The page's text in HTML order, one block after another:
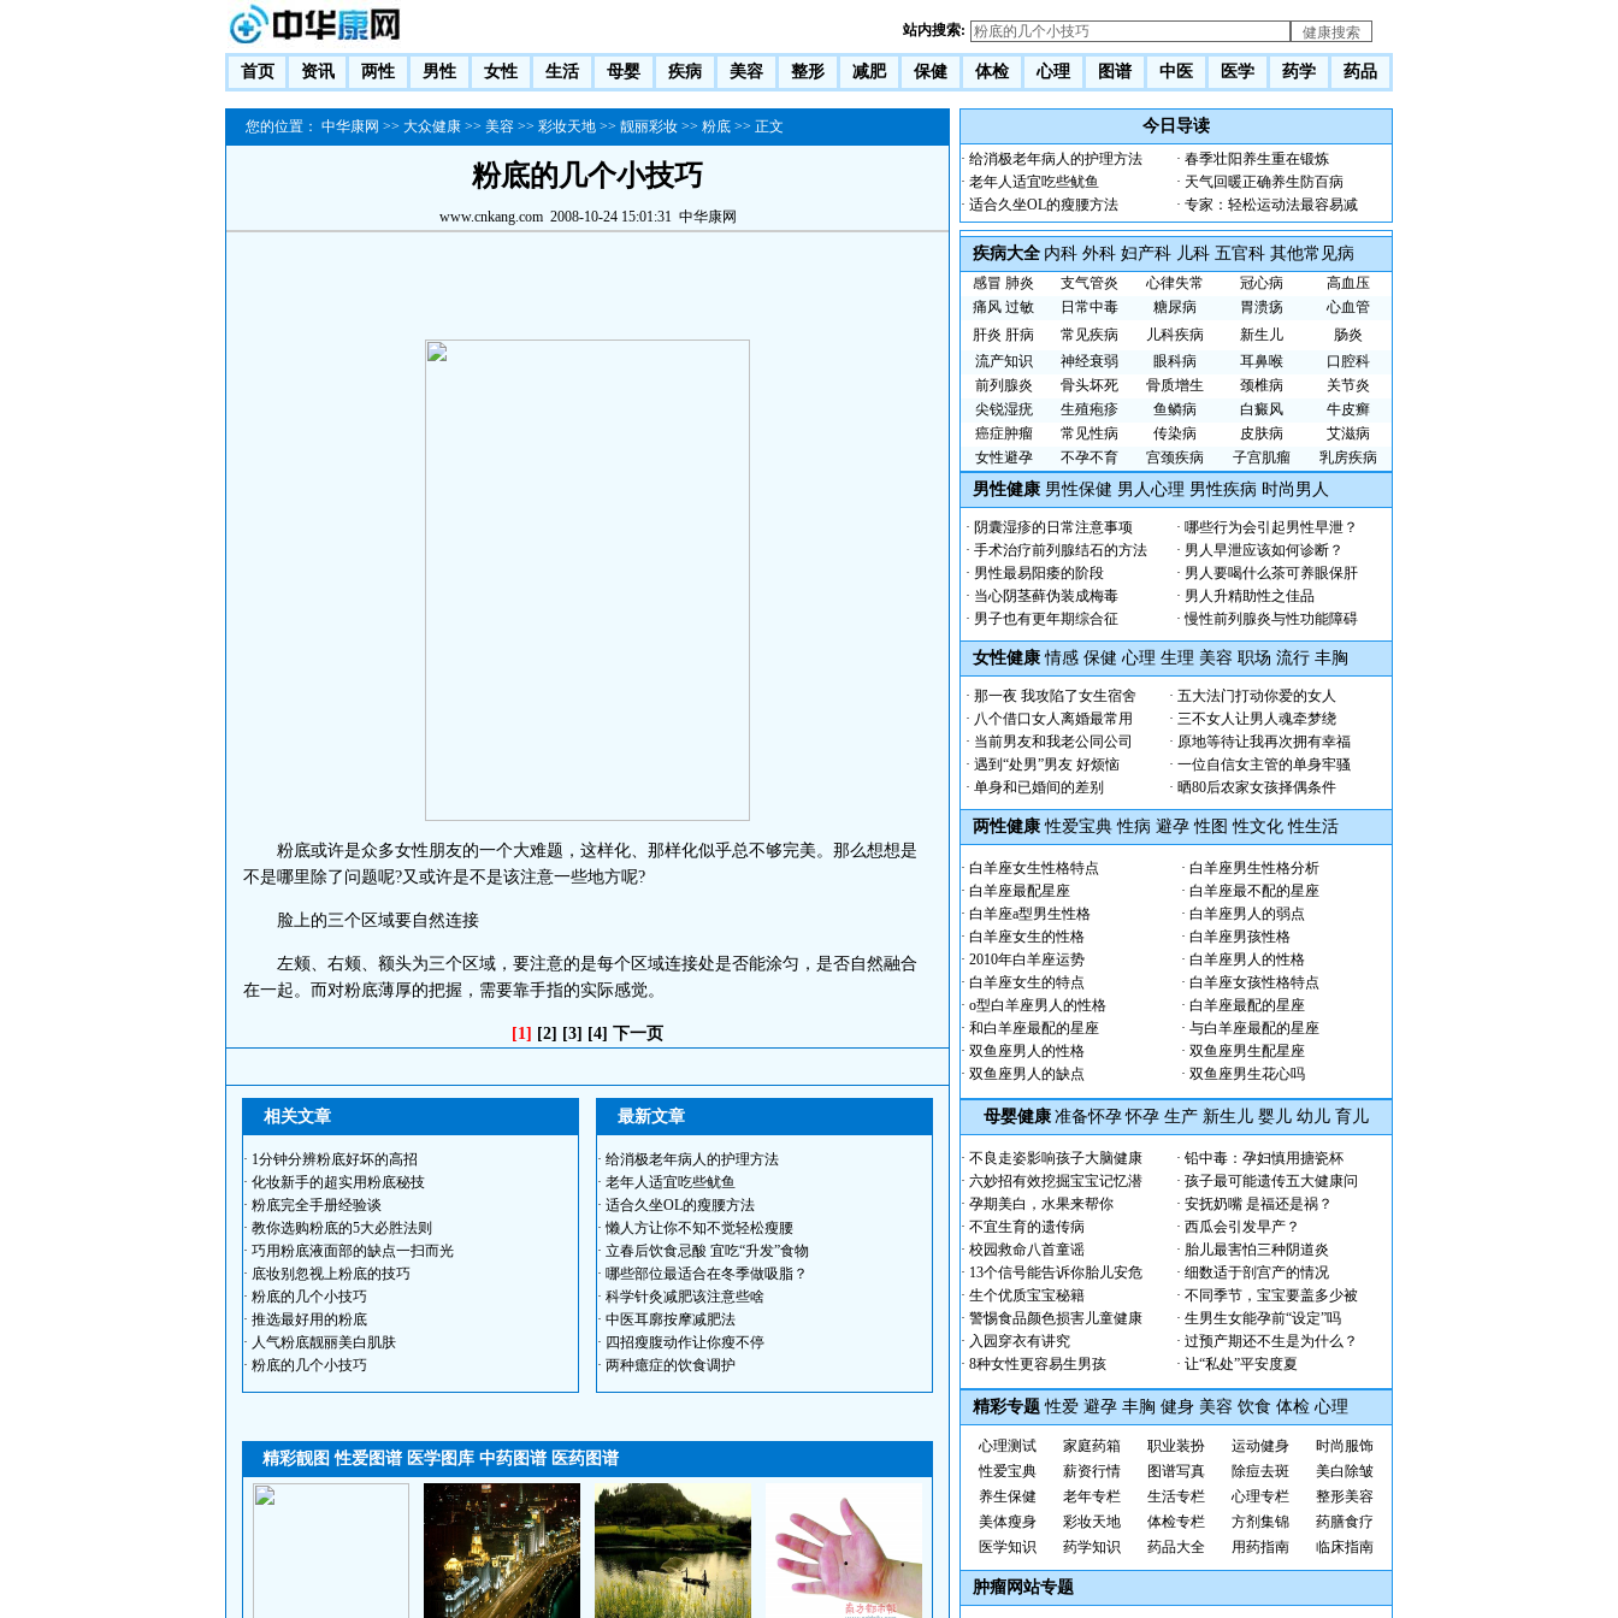
站内搜索:
首页 资讯 两性 男性 女性 生活 母婴 疾病 美容 整形 减肥 保健 体检 心理 图谱 中医 医学 药学 药品
您的位置： 中华康网 >> 大众健康 >> 美容 >> 彩妆天地 >> 靓丽彩妆 >> 粉底 >> 正文
粉底的几个小技巧
www.cnkang.com2008-10-24 15:01:31 中华康网
粉底或许是众多女性朋友的一个大难题，这样化、那样化似乎总不够完美。那么想想是
不是哪里除了问题呢?又或许是不是该注意一些地方呢?
脸上的三个区域要自然连接
左颊、右颊、额头为三个区域，要注意的是每个区域连接处是否能涂匀，是否自然融合
在一起。而对粉底薄厚的把握，需要靠手指的实际感觉。
[1] [2] [3] [4] 下一页
相关文章
· 1分钟分辨粉底好坏的高招
· 化妆新手的超实用粉底秘技
· 粉底完全手册经验谈
· 教你选购粉底的5大必胜法则
· 巧用粉底液面部的缺点一扫而光
· 底妆别忽视上粉底的技巧
· 粉底的几个小技巧
· 推选最好用的粉底
· 人气粉底靓丽美白肌肤
· 粉底的几个小技巧
最新文章
· 给消极老年病人的护理方法
· 老年人适宜吃些鱿鱼
· 适合久坐OL的瘦腰方法
·懒人方让你不知不觉轻松瘦腰
· 立春后饮食忌酸 宜吃“升发”食物
· 哪些部位最适合在冬季做吸脂？
· 科学针灸减肥该注意些啥
· 中医耳廓按摩减肥法
· 四招瘦腹动作让你瘦不停
· 两种癔症的饮食调护
精彩靓图性爱图谱 医学图库 中药图谱 医药图谱
今日导读
· 给消极老年病人的护理方法
· 老年人适宜吃些鱿鱼
· 适合久坐OL的瘦腰方法
· 春季壮阳养生重在锻炼
· 天气回暖正确养生防百病
· 专家：轻松运动法最容易减
疾病大全 内科 外科 妇产科 儿科 五官科 其他常见病
感冒 肺炎 支气管炎 心律失常 冠心病
高血压
痛风 过敏 日常中毒 糖尿病 胃溃疡
心血管
肝炎 肝病 常见疾病 儿科疾病 新生儿
肠炎
流产知识
神经衰弱 眼科病 耳鼻喉
口腔科
前列腺炎
骨头坏死 骨质增生 颈椎病
关节炎
尖锐湿疣
生殖疱疹 鱼鳞病 白癜风
牛皮癣
癌症肿瘤
常见性病 传染病 皮肤病
艾滋病
女性避孕
不孕不育 宫颈疾病 子宫肌瘤 乳房疾病
男性健康 男性保健 男人心理 男性疾病 时尚男人
· 阴囊湿疹的日常注意事项 · 哪些行为会引起男性早泄？
· 手术治疗前列腺结石的方法 · 男人早泄应该如何诊断？
· 男性最易阳痿的阶段 · 男人要喝什么茶可养眼保肝
· 当心阴茎藓伪装成梅毒 · 男人升精助性之佳品
· 男子也有更年期综合征 ·慢性前列腺炎与性功能障碍
女性健康 情感 保健 心理 生理 美容 职场 流行 丰胸
· 那一夜 我攻陷了女生宿舍 · 五大法门打动你爱的女人
· 八个借口女人离婚最常用 · 三不女人让男人魂牵梦绕
· 当前男友和我老公同公司 · 原地等待让我再次拥有幸福
· 遇到“处男”男友 好烦恼 · 一位自信女主管的单身牢骚
· 单身和已婚间的差别 · 晒80后农家女孩择偶条件
两性健康 性爱宝典 性病 避孕 性图 性文化 性生活
· 白羊座女生性格特点 · 白羊座男生性格分析
· 白羊座最配星座 · 白羊座最不配的星座
· 白羊座a型男生性格 · 白羊座男人的弱点
· 白羊座女生的性格 · 白羊座男孩性格
· 2010年白羊座运势 · 白羊座男人的性格
· 白羊座女生的特点 · 白羊座女孩性格特点
· o型白羊座男人的性格 · 白羊座最配的星座
· 和白羊座最配的星座 · 与白羊座最配的星座
· 双鱼座男人的性格 · 双鱼座男生配星座
· 双鱼座男人的缺点 · 双鱼座男生花心吗
母婴健康 准备怀孕 怀孕 生产 新生儿 婴儿 幼儿 育儿
· 不良走姿影响孩子大脑健康 · 铅中毒：孕妇慎用搪瓷杯
· 六妙招有效挖掘宝宝记忆潜 · 孩子最可能遗传五大健康问
· 孕期美白，水果来帮你 · 安抚奶嘴 是福还是祸？
· 不宜生育的遗传病 · 西瓜会引发早产？
· 校园救命八首童谣 · 胎儿最害怕三种阴道炎
· 13个信号能告诉你胎儿安危 · 细数适于剖宫产的情况
· 生个优质宝宝秘籍 · 不同季节，宝宝要盖多少被
· 警惕食品颜色损害儿童健康 · 生男生女能孕前“设定”吗
· 入园穿衣有讲究 · 过预产期还不生是为什么？
· 8种女性更容易生男孩 · 让“私处”平安度夏
精彩专题 性爱 避孕 丰胸 健身 美容 饮食 体检 心理
心理测试 家庭药箱 职业装扮 运动健身 时尚服饰
性爱宝典
薪资行情 图谱写真 除痘去斑 美白 除皱
养生保健
老年专栏 生活专栏 心理专栏
整形美容
美体瘦身
彩妆天地 体检专栏 方剂集锦
药膳食疗
医学知识
药学知识 药品大全 用药指南 临床指南
肿瘤网站专题